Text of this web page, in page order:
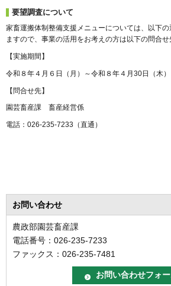
要望調査について
家畜運搬体制整備支援メニューについては、以下
ますので、事業の活用をお考えの方は以下の問合
【実施期間】
令和８年４月６日（月）～令和８年４月30日（木
【問合せ先】
園芸畜産課 畜産経営係
電話：026-235-7233（直通）
お問い合わせ
農政部園芸畜産課
電話番号：026-235-7233
ファックス：026-235-7481